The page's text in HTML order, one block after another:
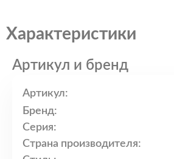
Характеристики
Артикул и бренд
Артикул:
Бренд:
Серия:
Страна производителя: